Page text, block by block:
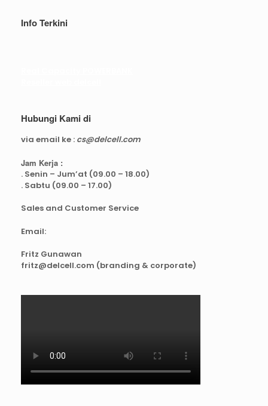
Info Terkini
Hubungi Kami di
via email ke : cs@delcell.com
Jam Kerja :
. Senin – Jum’at (09.00 – 18.00)
. Sabtu (09.00 – 17.00)
Sales and Customer Service
Email:
Fritz Gunawan
fritz@delcell.com (branding & corporate)